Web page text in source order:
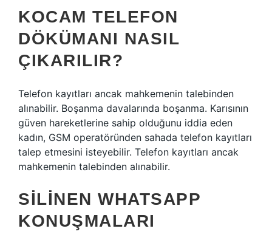
KOCAM TELEFON
DÖKÜMANI NASIL
ÇIKARILIR?
Telefon kayıtları ancak mahkemenin talebinden
alınabilir. Boşanma davalarında boşanma. Karısının
güven hareketlerine sahip olduğunu iddia eden
kadın, GSM operatöründen sahada telefon kayıtları
talep etmesini isteyebilir. Telefon kayıtları ancak
mahkemenin talebinden alınabilir.
SILINEN WHATSAPP
KONUŞMALARI